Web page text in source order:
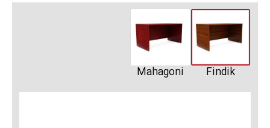
Findik
Mahagoni